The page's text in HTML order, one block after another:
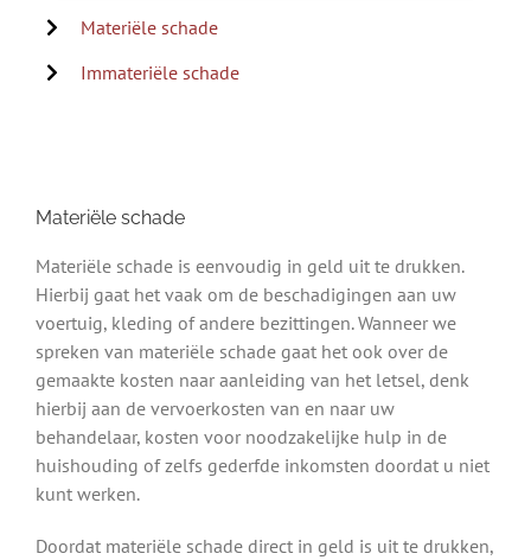
Materiële schade
Immateriële schade
Materiële schade
Materiële schade is eenvoudig in geld uit te drukken.
Hierbij gaat het vaak om de beschadigingen aan uw
voertuig, kleding of andere bezittingen. Wanneer we
spreken van materiële schade gaat het ook over de
gemaakte kosten naar aanleiding van het letsel, denk
hierbij aan de vervoerkosten van en naar uw
behandelaar, kosten voor noodzakelijke hulp in de
huishouding of zelfs gederfde inkomsten doordat u niet
kunt werken.
Doordat materiële schade direct in geld is uit te drukken,